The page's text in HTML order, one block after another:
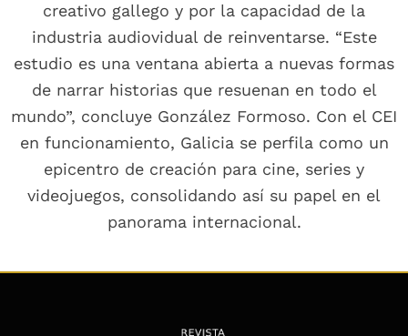
creativo gallego y por la capacidad de la
industria audiovidual de reinventarse. “Este
estudio es una ventana abierta a nuevas formas
de narrar historias que resuenan en todo el
mundo”, concluye González Formoso. Con el CEI
en funcionamiento, Galicia se perfila como un
epicentro de creación para cine, series y
videojuegos, consolidando así su papel en el
panorama internacional.